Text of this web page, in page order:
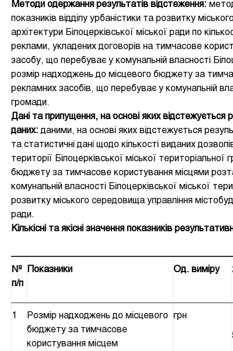
Методи одержання результатів відстеження:
показників відділу урбаністики та розвитку
архітектури Білоцерківської міської ради по
реклами, укладених договорів на тимчасове
засобу, що перебуває у комунальній власності
розмір надходжень до місцевого бюджету за
рекламних засобів, що перебуває у комунальній
громади.
Дані та припущення, на основі яких
даних:даними, на основі яких відстежується
та статистичні дані щодо кількості виданих
території Білоцерківської міської
бюджету за тимчасове користування місцями
комунальній власності Білоцерківської міської
розвитку міського середовища управління
ради.
Кількісні та якісні значення показників
№
п/п
Показники Од. виміру
1
Розмір надходжень до місцевого
бюджету за тимчасове
користування місцем
грн